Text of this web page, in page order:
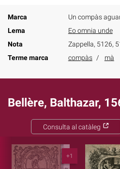
Marca
Un compàs
Lema
Eo omnia unde
Nota
Zappella, 5126,
Terme marca
compàs mà
Bellère, Balthazar,
Consulta al catàleg
+1